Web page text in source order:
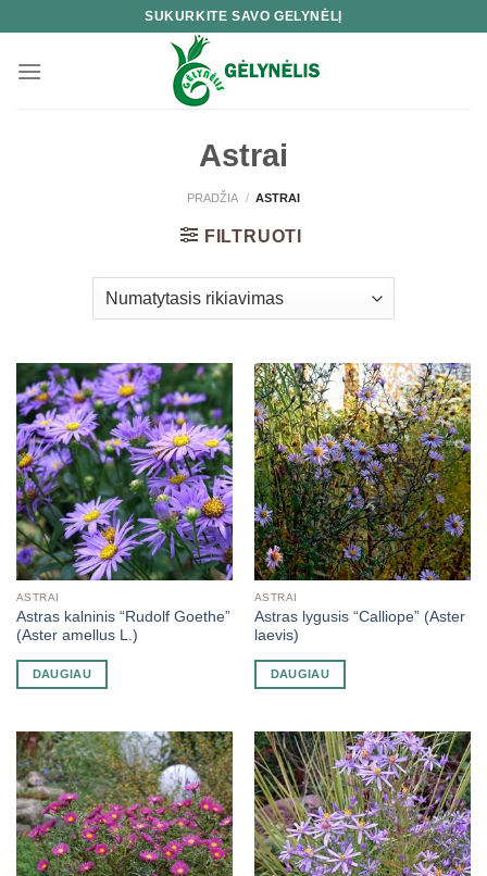
content
SUKURKITE SAVO GELYNĖLĮ
Astrai
PRADŽIA / ASTRAI
FILTRUOTI
ASTRAI
Astras kalninis “Rudolf Goethe”
(Aster amellus L.)
DAUGIAU
ASTRAI
Astras lygusis “Calliope” (Aster
laevis)
DAUGIAU